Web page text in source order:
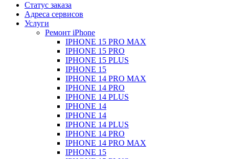
Статус заказа
Адреса сервисов
Услуги
Ремонт iPhone
IPHONE 15 PRO MAX
IPHONE 15 PRO
IPHONE 15 PLUS
IPHONE 15
IPHONE 14 PRO MAX
IPHONE 14 PRO
IPHONE 14 PLUS
IPHONE 14
IPHONE 14
IPHONE 14 PLUS
IPHONE 14 PRO
IPHONE 14 PRO MAX
IPHONE 15